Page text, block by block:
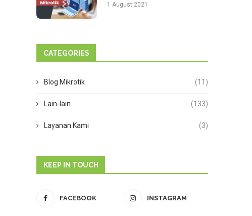
1 August 2021
CATEGORIES
Blog Mikrotik (11)
Lain-lain (133)
Layanan Kami (3)
KEEP IN TOUCH
FACEBOOK INSTAGRAM